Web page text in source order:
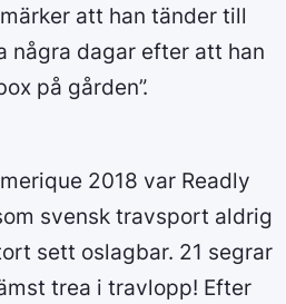
att han tänder till
några dagar efter att han
på gården”.
2018 var Readly
svensk travsport aldrig
sett oslagbar. 21 segrar
trea i travlopp! Efter